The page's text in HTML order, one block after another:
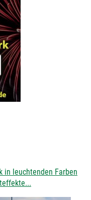
in leuchtenden Farben